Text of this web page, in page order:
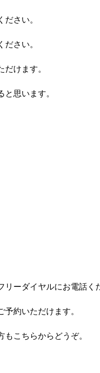
さい。
さい。
けます。
思います。
リーダイヤルにお電話く
約いただけます。
こちらからどうぞ。